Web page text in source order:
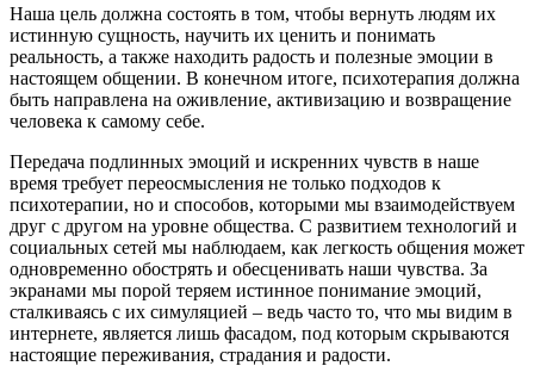
Наша цель должна состоять в том, чтобы вернуть людям их
истинную сущность, научить их ценить и понимать
реальность, а также находить радость и полезные эмоции в
настоящем общении. В конечном итоге, психотерапия должна
быть направлена на оживление, активизацию и возвращение
человека к самому себе.
Передача подлинных эмоций и искренних чувств в наше
время требует переосмысления не только подходов к
психотерапии, но и способов, которыми мы взаимодействуем
друг с другом на уровне общества. С развитием технологий и
социальных сетей мы наблюдаем, как легкость общения может
одновременно обострять и обесценивать наши чувства. За
экранами мы порой теряем истинное понимание эмоций,
сталкиваясь с их симуляцией – ведь часто то, что мы видим в
интернете, является лишь фасадом, под которым скрываются
настоящие переживания, страдания и радости.